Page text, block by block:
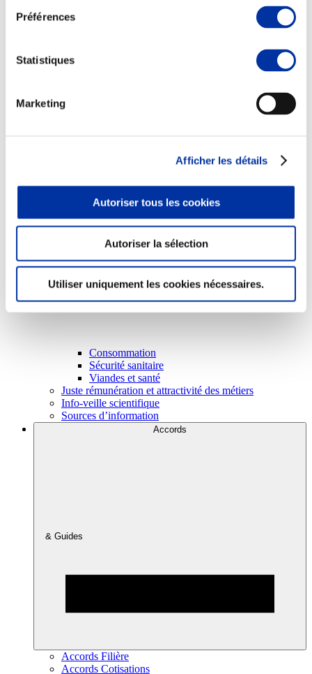
Préférences
Statistiques
Marketing
Afficher les détails
Autoriser tous les cookies
Autoriser la sélection
Utiliser uniquement les cookies nécessaires.
Partenaire Climat
Consommation
Sécurité sanitaire
Viandes et santé
Juste rémunération et attractivité des métiers
Info-veille scientifique
Sources d’information
Accords
& Guides
Accords Filière
Accords Cotisations